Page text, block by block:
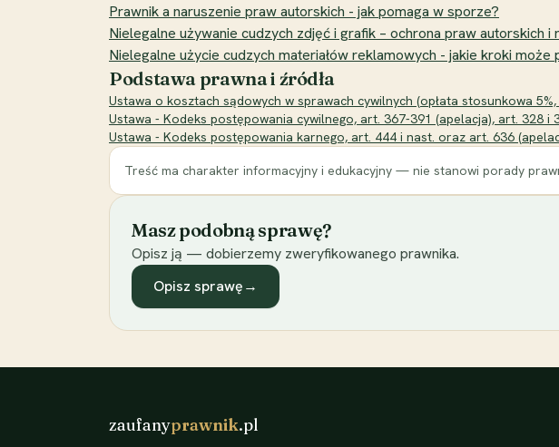
Prawnik a naruszenie praw autorskich - jak pomaga w sporze?
Nielegalne używanie cudzych zdjęć i grafik – ochrona praw autorskich
Nielegalne użycie cudzych materiałów reklamowych - jakie kroki
Podstawa prawna i źródła
Ustawa o kosztach sądowych w sprawach cywilnych (opłata stosunkowa
Ustawa - Kodeks postępowania cywilnego, art. 367-391 (apelacja), art. 328 i
Ustawa - Kodeks postępowania karnego, art. 444 i nast. oraz art. 636
Treść ma charakter informacyjny i edukacyjny — nie stanowi porady
Masz podobną sprawę?
Opisz ją — dobierzemy zweryfikowanego prawnika.
Opisz sprawę→
zaufanyprawnik.pl